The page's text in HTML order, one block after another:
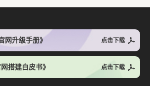
网升级手册》 点击下载
搭建白皮书》 点击下载